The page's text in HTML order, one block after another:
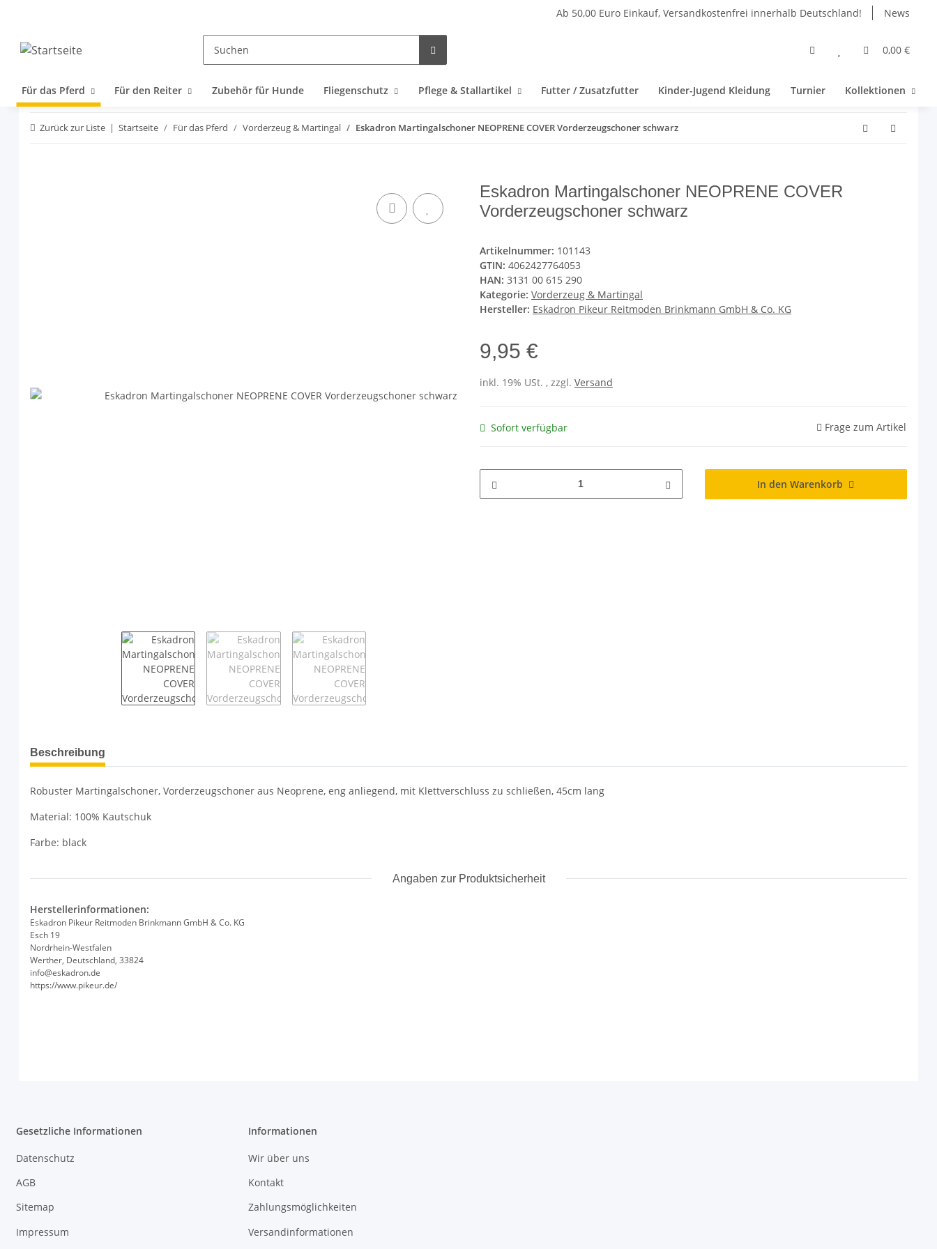
Ab 50,00 Euro Einkauf, Versandkostenfrei innerhalb Deutschland! News
0,00 €
Für das Pferd Für den Reiter Zubehör für Hunde Fliegenschutz Pflege & Stallartikel Futter / Zusatzfutter Kinder-Jugend Kleidung Turnier Kollektionen
Zurück zur Liste Startseite Für das Pferd Vorderzeug & Martingal Eskadron Martingalschoner NEOPRENE COVER Vorderzeugschoner schwarz
Eskadron Martingalschoner NEOPRENE COVER
Vorderzeugschoner schwarz
Artikelnummer: 101143
GTIN: 4062427764053
HAN: 3131 00 615 290
Kategorie: Vorderzeug & Martingal
Hersteller: Eskadron Pikeur Reitmoden Brinkmann GmbH & Co. KG
9,95 €
inkl. 19% USt. , zzgl. Versand
Sofort verfügbar Frage zum Artikel
In den Warenkorb
weitere Registerkarten anzeigen
Beschreibung
Robuster Martingalschoner, Vorderzeugschoner aus Neoprene, eng anliegend, mit Klettverschluss zu schließen, 45cm lang
Material: 100% Kautschuk
Farbe: black
Angaben zur Produktsicherheit
Herstellerinformationen:
Eskadron Pikeur Reitmoden Brinkmann GmbH & Co. KG
Esch 19
Nordrhein-Westfalen
Werther, Deutschland, 33824
info@eskadron.de
https://www.pikeur.de/
Gesetzliche Informationen
Datenschutz
AGB
Sitemap
Impressum
Informationen
Wir über uns
Kontakt
Zahlungsmöglichkeiten
Versandinformationen